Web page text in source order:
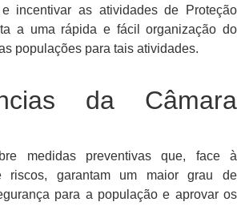
e incentivar as atividades de Proteção
a uma rápida e fácil organização do
populações para tais atividades.
da Câmara
medidas preventivas que, face à
riscos, garantam um maior grau de
para a população e aprovar os